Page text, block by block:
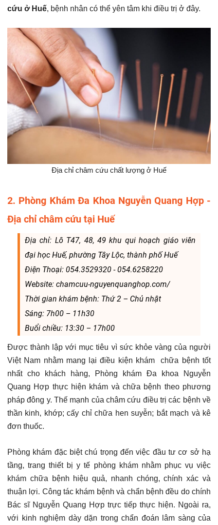
cứu ở Huế, bệnh nhân có thể yên tâm khi điều trị ở đây.
Địa chỉ châm cứu chất lượng ở Huế
2. Phòng Khám Đa Khoa Nguyễn Quang Hợp -
Địa chỉ châm cứu tại Huế
Địa chỉ: Lô T47, 48, 49 khu qui hoạch giáo viên
đại học Huế, phường Tây Lộc, thành phố Huế
Điện Thoại: 054.3529320 - 054.6258220
Website: chamcuu-nguyenquanghop.com/
Thời gian khám bệnh: Thứ 2 – Chủ nhật
Sáng: 7h00 – 11h30
Buổi chiều: 13:30 – 17h00
Được thành lập với mục tiêu vì sức khỏe vàng của người
Việt Nam nhằm mang lại điều kiện khám chữa bệnh tốt
nhất cho khách hàng, Phòng khám Đa khoa Nguyễn
Quang Hợp thực hiện khám và chữa bệnh theo phương
pháp đông y. Thế mạnh của châm cứu điều trị các bệnh về
thần kinh, khớp; cấy chỉ chữa hen suyễn; bắt mạch và kê
đơn thuốc.
Phòng khám đặc biệt chú trọng đến việc đầu tư cơ sở hạ
tầng, trang thiết bị y tế phòng khám nhằm phục vụ việc
khám chữa bệnh hiệu quả, nhanh chóng, chính xác và
thuận lợi. Công tác khám bệnh và chẩn bệnh đều do chính
Bác sĩ Nguyễn Quang Hợp trực tiếp thực hiện. Ngoài ra,
với kinh nghiệm dày dặn trong chẩn đoán lâm sàng của